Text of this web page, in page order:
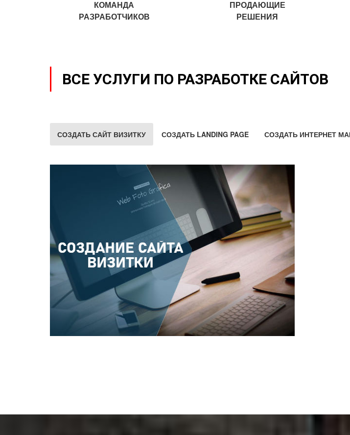
КОМАНДА
РАЗРАБОТЧИКОВ
ПРОДАЮЩИЕ
РЕШЕНИЯ
ВСЕ УСЛУГИ ПО РАЗРАБОТКЕ САЙТОВ
СОЗДАТЬ САЙТ ВИЗИТКУ СОЗДАТЬ LANDING PAGE СОЗДАТЬ ИНТЕРНЕТ